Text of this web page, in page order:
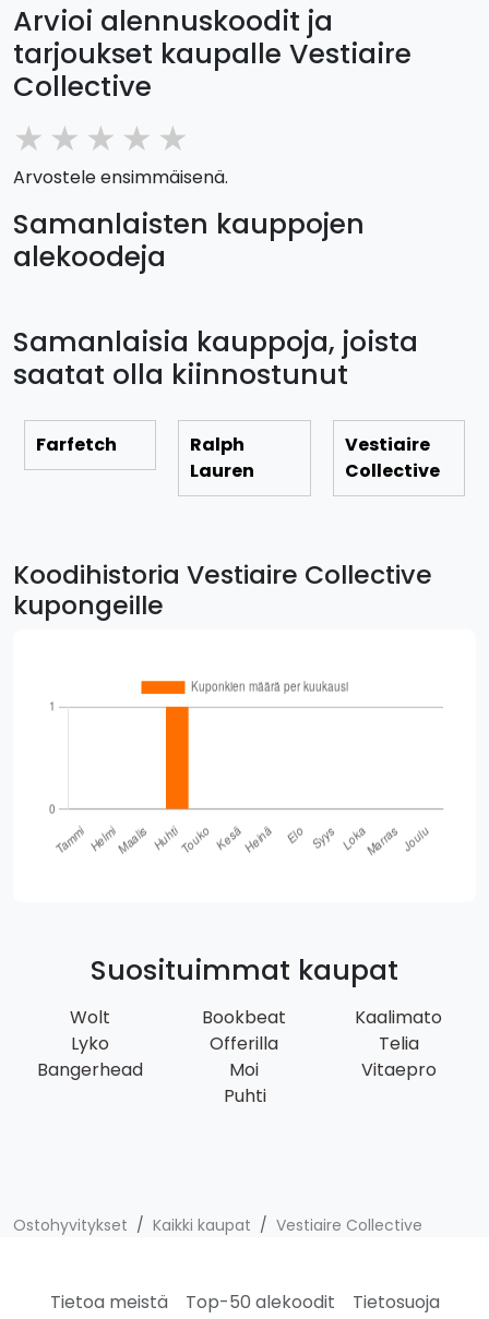
Arvioi alennuskoodit ja
tarjoukset kaupalle Vestiaire
Collective
★ ★ ★ ★ ★
Arvostele ensimmäisenä.
Samanlaisten kauppojen
alekoodeja
Samanlaisia kauppoja, joista
saatat olla kiinnostunut
Farfetch
Ralph
Lauren
Vestiaire
Collective
Koodihistoria Vestiaire Collective
kupongeille
Suosituimmat kaupat
Wolt Bookbeat
Kaalimato
Lyko
Offerilla
Telia
Bangerhead
Moi
Vitaepro
Puhti
Ostohyvitykset Kaikki kaupat Vestiaire Collective
Tietoa meistä Top-50 alekoodit Tietosuoja